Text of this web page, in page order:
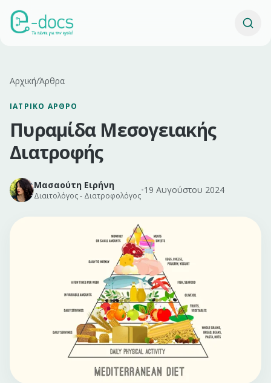
Αρχική/Άρθρα
ΙΑΤΡΙΚΌ ΆΡΘΡΟ
Πυραμίδα Μεσογειακής
Διατροφής
Μασαούτη Ειρήνη
Διαιτολόγος - Διατροφολόγος
•19 Αυγούστου 2024